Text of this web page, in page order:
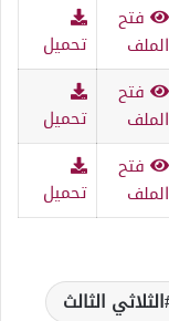
فتح
الملف
تحميل
فتح
الملف
تحميل
فتح
الملف
تحميل
الثلاثي الثالث